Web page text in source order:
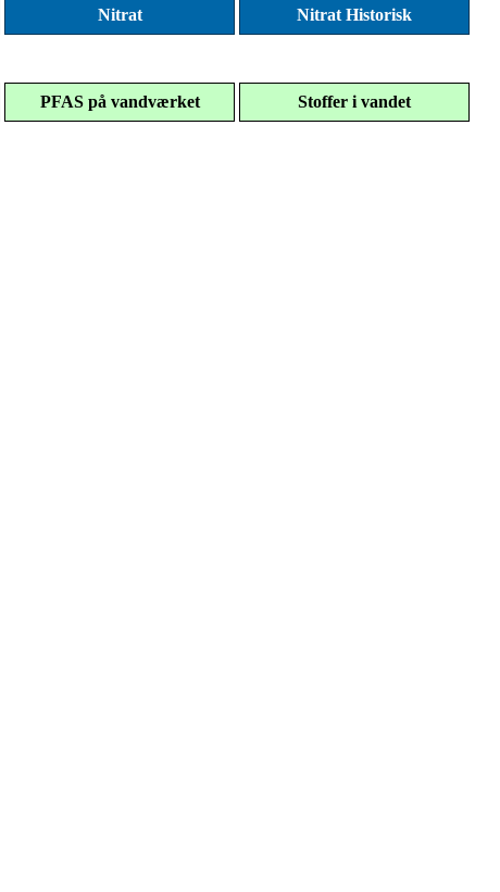
Nitrat Nitrat Historisk
PFAS på vandværket Stoffer i vandet